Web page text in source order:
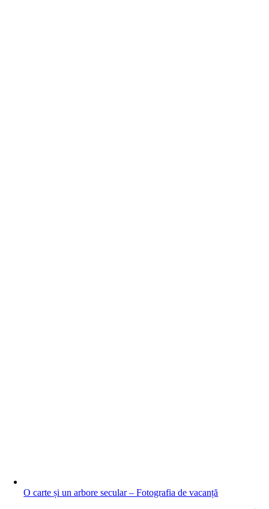
O carte și un arbore secular – Fotografia de vacanță